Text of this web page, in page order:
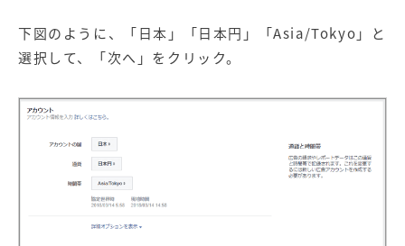
下図のように、「日本」「日本円」「Asia/Tokyo」と
選択して、「次へ」をクリック。